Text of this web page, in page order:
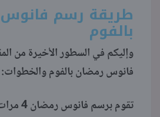
طريقة رسم
بالفوم
وإليكم في السطور الأخيرة من
فانوس رمضان بالفوم والخطوات:
تقوم